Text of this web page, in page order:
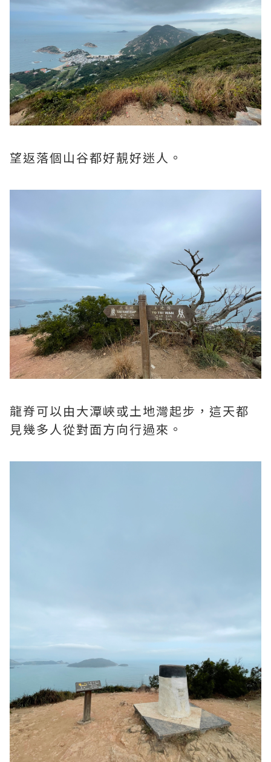
望返落個山谷都好靚好迷人。
龍脊可以由大潭峽或土地灣起步，這天都
見幾多人從對面方向行過來。